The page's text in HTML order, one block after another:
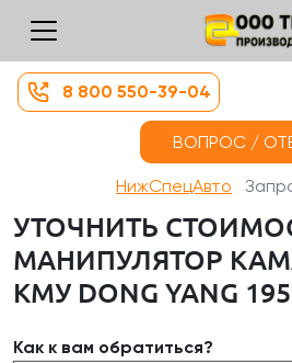
8 800 550-39-04
ВОПРОС /
НижСпецАвто
УТОЧНИТЬ
МАНИПУЛЯТОР
КМУ DONG YANG
Как к вам обратиться?